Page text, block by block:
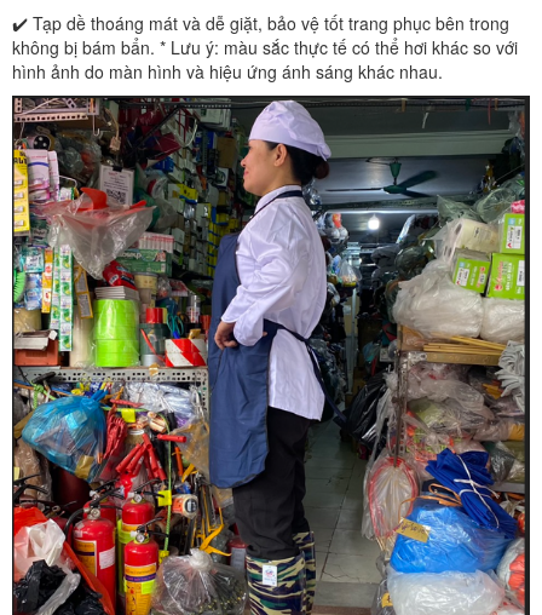
✔️ Tạp dề thoáng mát và dễ giặt, bảo vệ tốt trang phục bên trong
không bị bám bẩn. * Lưu ý: màu sắc thực tế có thể hơi khác so với
hình ảnh do màn hình và hiệu ứng ánh sáng khác nhau.